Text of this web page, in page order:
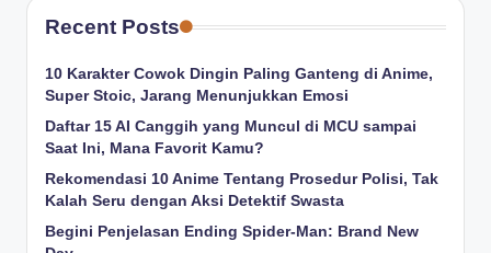
Recent Posts
10 Karakter Cowok Dingin Paling Ganteng di Anime,
Super Stoic, Jarang Menunjukkan Emosi
Daftar 15 AI Canggih yang Muncul di MCU sampai
Saat Ini, Mana Favorit Kamu?
Rekomendasi 10 Anime Tentang Prosedur Polisi, Tak
Kalah Seru dengan Aksi Detektif Swasta
Begini Penjelasan Ending Spider-Man: Brand New